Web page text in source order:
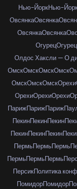
Нью-ЙоркНью-
ОвсянкаОвсянка
ОвсянкаОвсянка
ОгурецОгурец
Олдос Хаксли — О
ОмскОмскОмскОмск
ОмскОмскОмскОрехи
ОрехиОрехиОрехи
ПарижПарижПариж
ПекинПекинПекин
ПекинПекинПекин
ПермьПермьПермь
ПермьПермьПермь
ПерсикПолитика
ПомидорПомидор